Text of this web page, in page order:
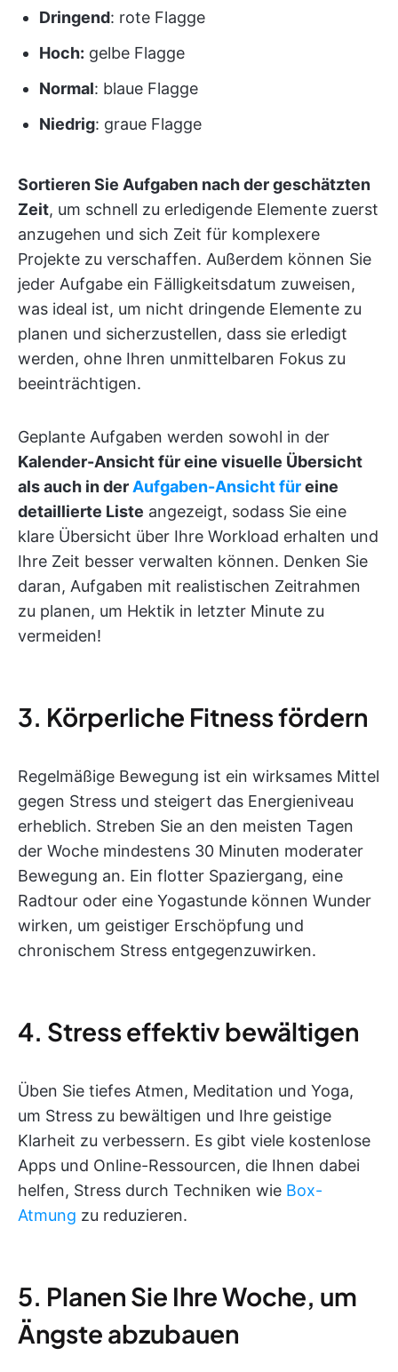
Dringend: rote Flagge
Hoch: gelbe Flagge
Normal: blaue Flagge
Niedrig: graue Flagge
Sortieren Sie Aufgaben nach der geschätzten
Zeit, um schnell zu erledigende Elemente zuerst
anzugehen und sich Zeit für komplexere
Projekte zu verschaffen. Außerdem können Sie
jeder Aufgabe ein Fälligkeitsdatum zuweisen,
was ideal ist, um nicht dringende Elemente zu
planen und sicherzustellen, dass sie erledigt
werden, ohne Ihren unmittelbaren Fokus zu
beeinträchtigen.
Geplante Aufgaben werden sowohl in der
Kalender-Ansicht für eine visuelle Übersicht
als auch in der Aufgaben-Ansicht füreine
detaillierte Liste angezeigt, sodass Sie eine
klare Übersicht über Ihre Workload erhalten und
Ihre Zeit besser verwalten können. Denken Sie
daran, Aufgaben mit realistischen Zeitrahmen
zu planen, um Hektik in letzter Minute zu
vermeiden!
3. Körperliche Fitness fördern
Regelmäßige Bewegung ist ein wirksames Mittel
gegen Stress und steigert das Energieniveau
erheblich. Streben Sie an den meisten Tagen
der Woche mindestens 30 Minuten moderater
Bewegung an. Ein flotter Spaziergang, eine
Radtour oder eine Yogastunde können Wunder
wirken, um geistiger Erschöpfung und
chronischem Stress entgegenzuwirken.
4. Stress effektiv bewältigen
Üben Sie tiefes Atmen, Meditation und Yoga,
um Stress zu bewältigen und Ihre geistige
Klarheit zu verbessern. Es gibt viele kostenlose
Apps und Online-Ressourcen, die Ihnen dabei
helfen, Stress durch Techniken wie Box-
Atmung zu reduzieren.
5. Planen Sie Ihre Woche, um
Ängste abzubauen